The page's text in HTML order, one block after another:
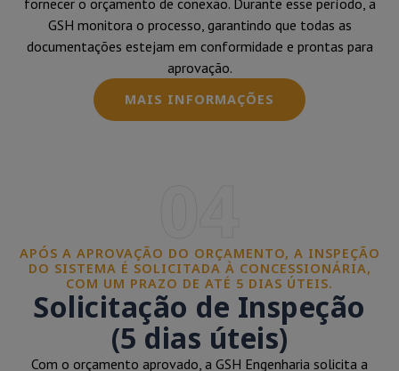
fornecer o orçamento de conexão. Durante esse período, a
GSH monitora o processo, garantindo que todas as
documentações estejam em conformidade e prontas para
aprovação.
MAIS INFORMAÇÕES
APÓS A APROVAÇÃO DO ORÇAMENTO, A INSPEÇÃO
DO SISTEMA É SOLICITADA À CONCESSIONÁRIA,
COM UM PRAZO DE ATÉ 5 DIAS ÚTEIS.
Solicitação de Inspeção
(5 dias úteis)
Com o orçamento aprovado, a GSH Engenharia solicita a